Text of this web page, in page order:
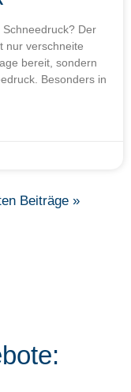
Der
nur verschneite
bereit, sondern
Besonders in
Beiträge »